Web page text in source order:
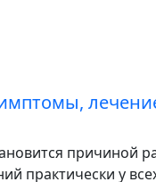
причиной
практически у